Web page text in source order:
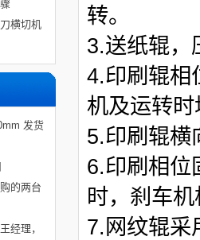
转。
3.送纸辊，
4.印刷辊相
机及运转
5.印刷辊横
6.印刷相位
时，刹车
7.网纹辊采
横切机
发货
的两台
经理，